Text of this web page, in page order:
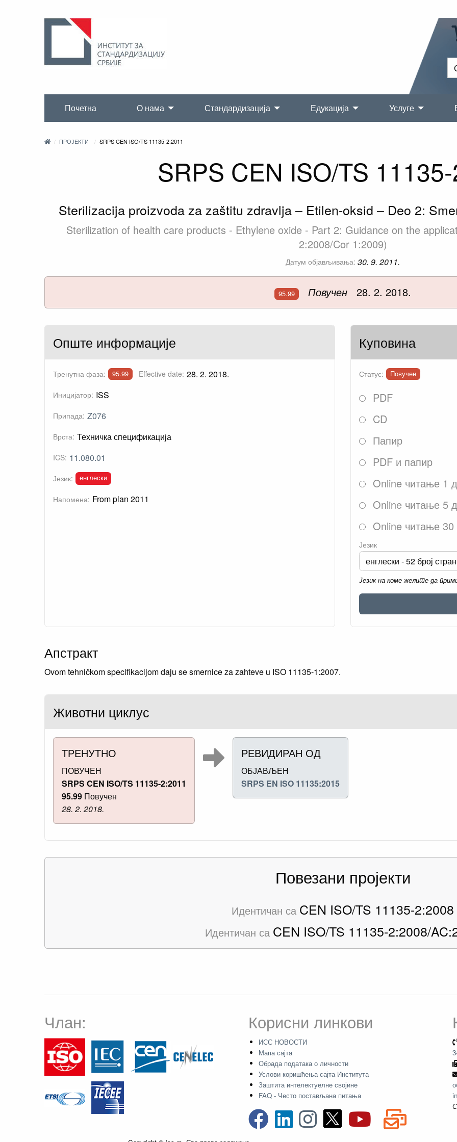
Почетна О нама Стандардизација Едукација Услуге
ПРОЈЕКТИ SRPS CEN ISO/TS 11135-2:2011
SRPS CEN ISO/TS
Sterilizacija proizvoda za zaštitu zdravlja – Etilen-oksid – Deo 2:
Sterilization of health care products - Ethylene oxide - Part 2: Guidance on the
2:2008/Cor 1:2009)
Датум објављивања: 30. 9. 2011.
95.99 Повучен 28. 2. 2018.
Опште информације
Тренутна фаза: 95.99 Effective date: 28. 2. 2018.
Иницијатор: ISS
Припада: Z076
Врста: Техничка спецификација
ICS: 11.080.01
Језик: енглески
Напомена: From plan 2011
Куповина
Статус: Повучен
PDF
CD
Папир
PDF и папир
Online читање 1
Online читање 5
Online читање
Језик
Језик на коме желите да
Апстракт
Ovom tehničkom specifikacijom daju se smernice za zahteve u ISO 11135-1:2007.
Животни циклус
ТРЕНУТНО
ПОВУЧЕН
SRPS CEN ISO/TS 11135-2:2011
95.99 Повучен
28. 2. 2018.
РЕВИДИРАН ОД
ОБЈАВЉЕН
SRPS EN ISO 11135:2015
Повезани пројекти
Идентичан са CEN ISO/TS 11135-2:2008
Идентичан са CEN ISO/TS 11135-2:2008/
Члан: Корисни линкови
ИСС НОВОСТИ
Мапа сајта
Обрада података о личности
Услови коришћења сајта Института
Заштита интелектуелне својине
FAQ - Често постављана питања